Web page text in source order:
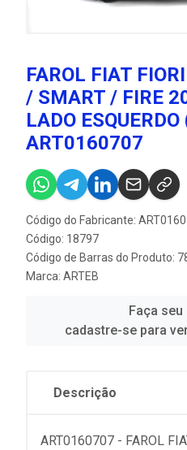
FAROL FIAT
/ SMART / FIRE
LADO
ART0160707
Código do Fabricante:
Código: 18797
Código de Barras do Produto:
Marca: ARTEB
Faça
cadastre-se para
Descrição
ART0160707 - FAROL